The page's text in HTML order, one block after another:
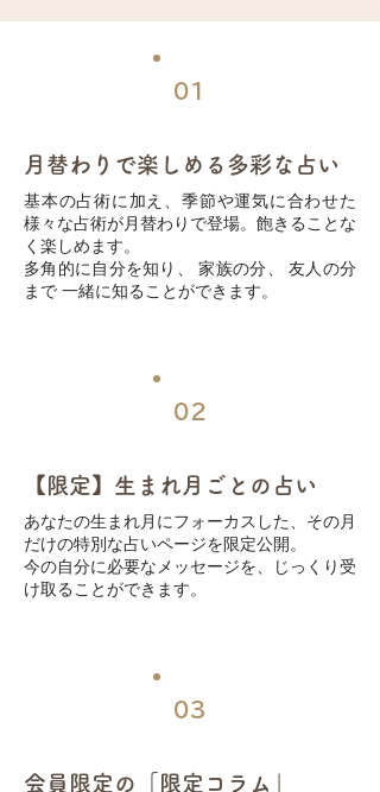
01
月替わりで楽しめる多彩な占い
基本の占術に加え、季節や運気に合わせた
様々な占術が月替わりで登場。飽きることな
く楽しめます。
多角的に自分を知り、 家族の分、 友人の分
まで 一緒に知ることができます。
02
【限定】生まれ月ごとの占い
あなたの生まれ月にフォーカスした、その月
だけの特別な占いページを限定公開。
今の自分に必要なメッセージを、じっくり受
け取ることができます。
03
会員限定の「限定コラム」